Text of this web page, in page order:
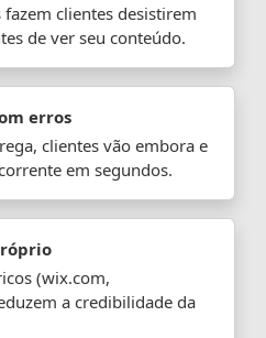
fazem clientes desistirem
de ver seu conteúdo.
erros
clientes vão embora e
em segundos.
(wix.com,
a credibilidade da